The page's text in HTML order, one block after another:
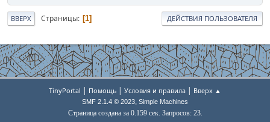
ВВЕРХ Страницы 1 ДЕЙСТВИЯ ПОЛЬЗОВАТЕЛЯ
TinyPortal | Помощь | Условия и правила | Вверх ▲
SMF 2.1.4 © 2023, Simple Machines
Страница создана за 0.159 сек. Запросов: 23.